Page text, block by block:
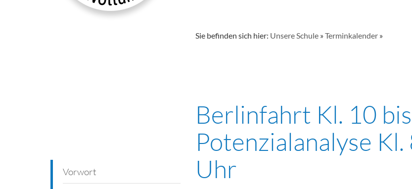
Sie befinden sich hier: Unsere Schule»Terminkalender»
Vorwort
Berlinfahrt Kl. 10
Potenzialanalyse
Uhr